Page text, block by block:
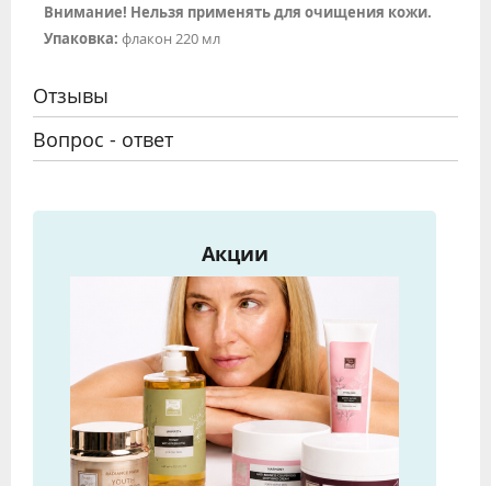
Внимание! Нельзя применять для очищения кожи.
Упаковка: флакон 220 мл
Отзывы
Вопрос - ответ
Акции